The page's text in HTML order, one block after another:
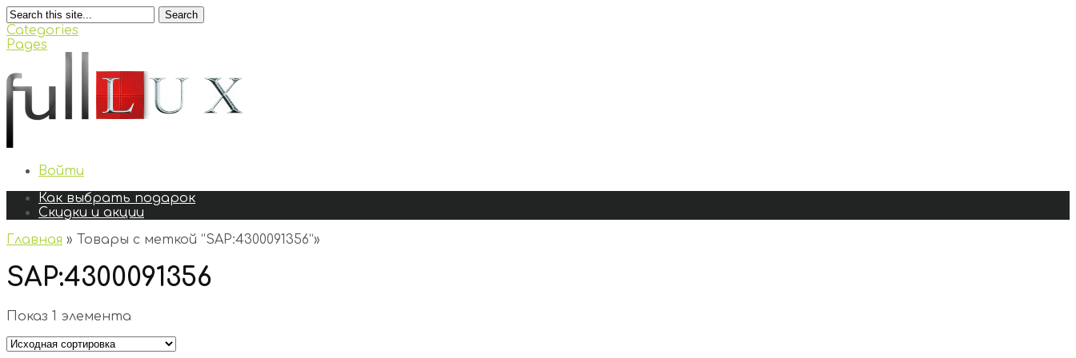
Search
Categories
Pages
Войти
Как выбрать подарок
Скидки и акции
Главная » Товары с меткой “SAP:4300091356”»
SAP:4300091356
Показ 1 элемента